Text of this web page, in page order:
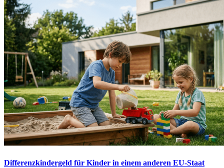
Differenzkindergeld für Kinder in einem anderen EU-Staat